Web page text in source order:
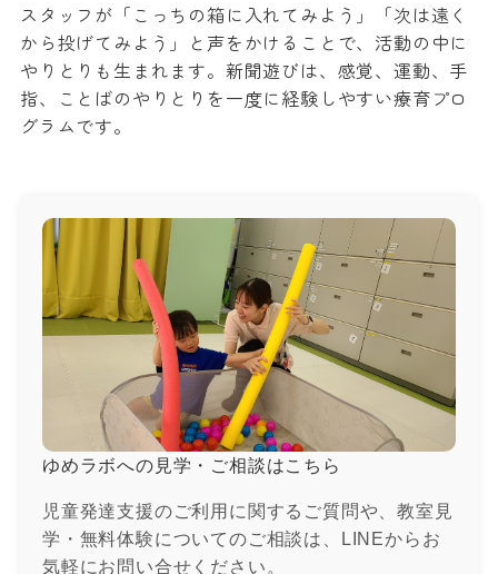
スタッフが「こっちの箱に入れてみよう」「次は遠く
から投げてみよう」と声をかけることで、活動の中に
やりとりも生まれます。新聞遊びは、感覚、運動、手
指、ことばのやりとりを一度に経験しやすい療育プロ
グラムです。
ゆめラボへの見学・ご相談はこちら
児童発達支援のご利用に関するご質問や、教室見
学・無料体験についてのご相談は、LINEからお
気軽にお問い合せください。